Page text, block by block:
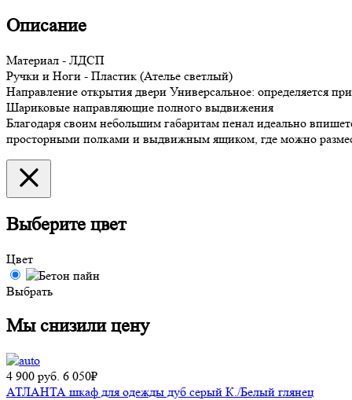
Описание
Материал - ЛДСП
Ручки и Ноги - Пластик (Ателье светлый)
Направление открытия двери Универсальное: определяется
Шариковые направляющие полного выдвижения
Благодаря своим небольшим габаритам пенал идеально
просторными полками и выдвижным ящиком, где можно
Выберите цвет
Цвет
Выбрать
Мы снизили цену
4 900 руб. 6 050₽
АТЛАНТА шкаф для одежды дуб серый К./Белый глянец